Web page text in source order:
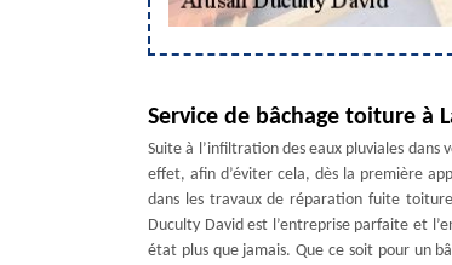
Service de bâchage toiture à
Suite à l’infiltration des eaux pluviales dans
effet, afin d’éviter cela, dès la première
dans les travaux de réparation fuite
Duculty David est l’entreprise parfaite et
état plus que jamais. Que ce soit pour un